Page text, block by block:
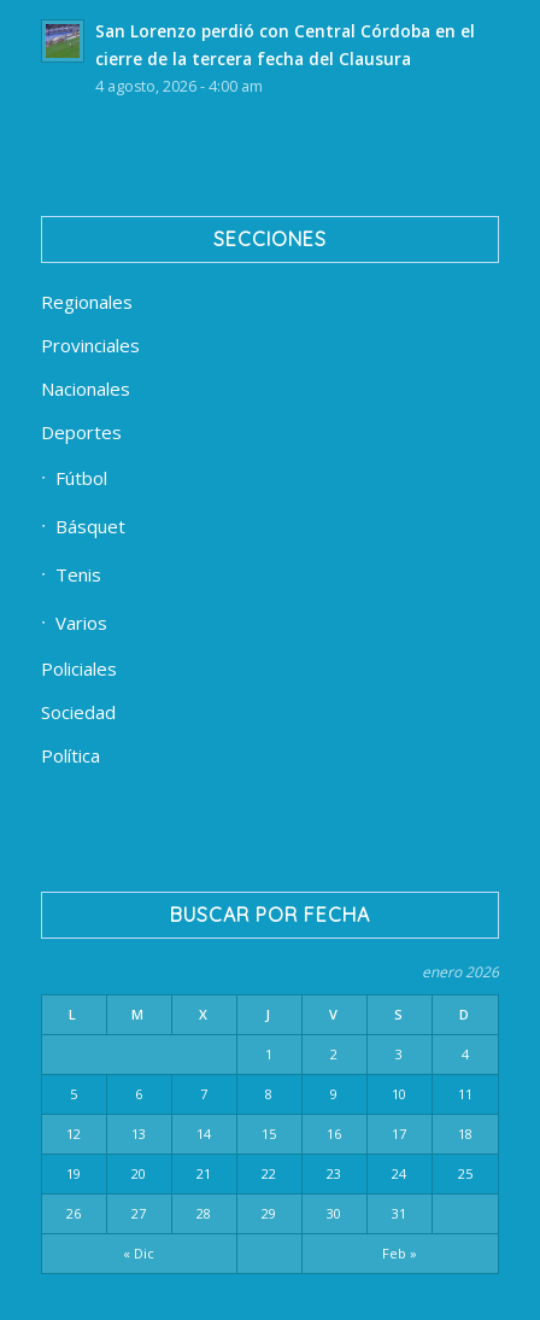
San Lorenzo perdió con Central Córdoba en el
cierre de la tercera fecha del Clausura
4 agosto, 2026 - 4:00 am
SECCIONES
Regionales
Provinciales
Nacionales
Deportes
Fútbol
Básquet
Tenis
Varios
Policiales
Sociedad
Política
BUSCAR POR FECHA
enero 2026
L M X J V S D
« Dic Feb »
1 2 3 4
5 6 7 8 9 10 11
12 13 14 15 16 17 18
19 20 21 22 23 24 25
26 27 28 29 30 31